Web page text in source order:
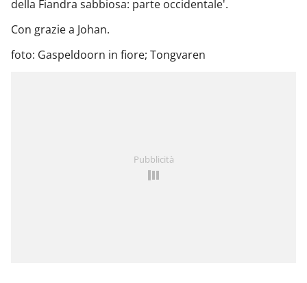
della Fiandra sabbiosa: parte occidentale'.
Con grazie a Johan.
foto: Gaspeldoorn in fiore; Tongvaren
Pubblicità